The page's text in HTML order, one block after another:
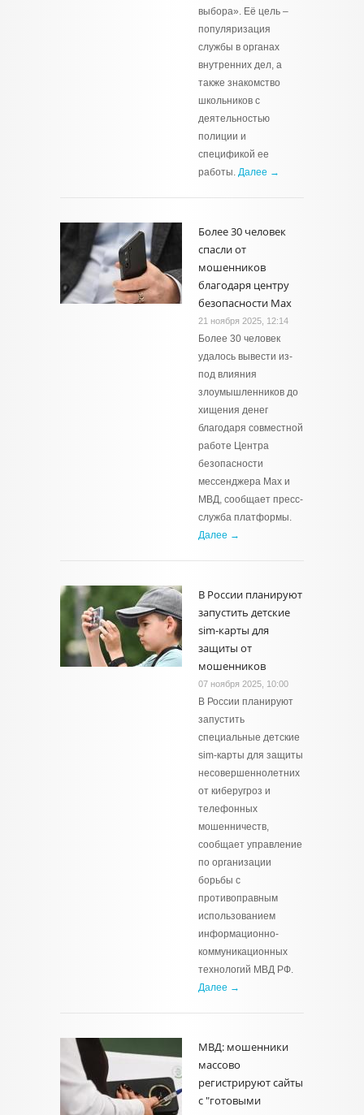
выбора». Её цель –
популяризация
службы в органах
внутренних дел, а
также знакомство
школьников с
деятельностью
полиции и
спецификой ее
работы. Далее →
Более 30 человек
спасли от
мошенников
благодаря центру
безопасности Мах
21 ноября 2025, 12:14
Более 30 человек
удалось вывести из-
под влияния
злоумышленников до
хищения денег
благодаря совместной
работе Центра
безопасности
мессенджера Мах и
МВД, сообщает пресс-
служба платформы.
Далее →
В России планируют
запустить детские
sim-карты для
защиты от
мошенников
07 ноября 2025, 10:00
В России планируют
запустить
специальные детские
sim-карты для защиты
несовершеннолетних
от киберугроз и
телефонных
мошенничеств,
сообщает управление
по организации
борьбы с
противоправным
использованием
информационно-
коммуникационных
технологий МВД РФ.
Далее →
МВД: мошенники
массово
регистрируют сайты
с "готовыми